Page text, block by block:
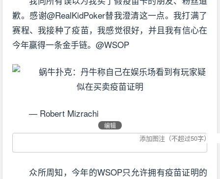
歉。感谢@RealKidPoker替我澄清这一点。我打满了
赛程、我接种了疫苗，我感觉很好，并且我有信心在
今年赢得一条金手链。@WSOP
— Robert Mizrachi
编辑
众所周知，今年的WSOP只允许拥有疫苗证明的